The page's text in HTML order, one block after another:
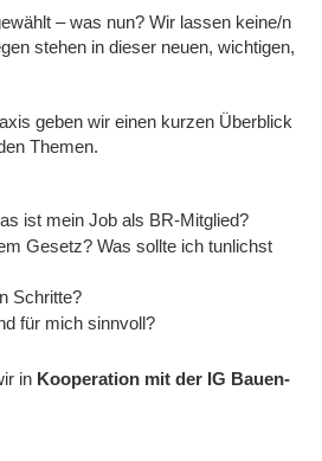
– was nun? Wir lassen keine/n
stehen in dieser neuen, wichtigen,
geben wir einen kurzen Überblick
Themen.
ist mein Job als BR-Mitglied?
Gesetz? Was sollte ich tunlichst
Schritte?
für mich sinnvoll?
in Kooperation mit der IG Bauen-